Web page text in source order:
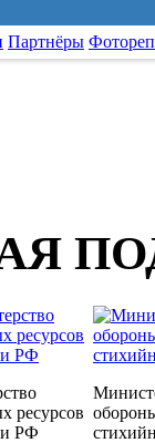
Партнёры
ресурсов
РФ